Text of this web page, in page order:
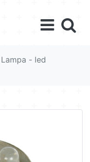
Lampa - led